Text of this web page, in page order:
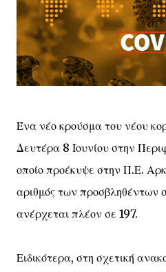
Ένα νέο κρούσμα του νέου
Δευτέρα 8 Ιουνίου στην
οποίο προέκυψε στην Π.Ε.
αριθμός των προσβληθέντων
ανέρχεται πλέον σε 197.
Ειδικότερα, στη σχετική